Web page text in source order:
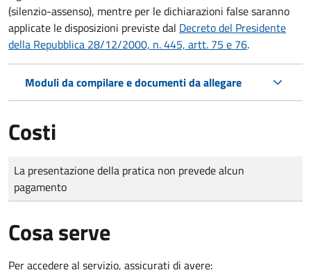
(silenzio-assenso), mentre per le dichiarazioni false saranno
applicate le disposizioni previste dal Decreto del Presidente
della Repubblica 28/12/2000, n. 445, artt. 75 e 76.
Moduli da compilare e documenti da allegare
Costi
Tipo di pagamento
Importo
La presentazione della pratica non prevede alcun
pagamento
Cosa serve
Per accedere al servizio, assicurati di avere: